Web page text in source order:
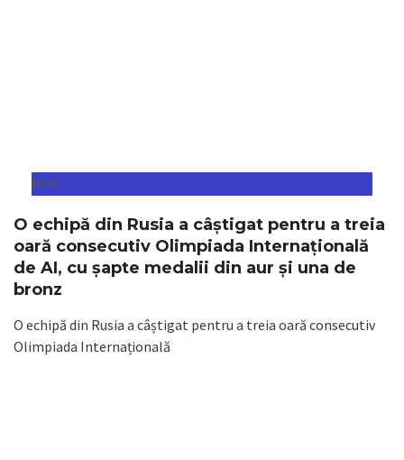
NOU
O echipă din Rusia a câștigat pentru a treia
oară consecutiv Olimpiada Internațională
de AI, cu șapte medalii din aur și una de
bronz
O echipă din Rusia a câștigat pentru a treia oară consecutiv
Olimpiada Internațională